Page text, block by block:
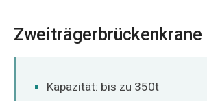
Zweiträgerbrückenkrane
Kapazität: bis zu 350t